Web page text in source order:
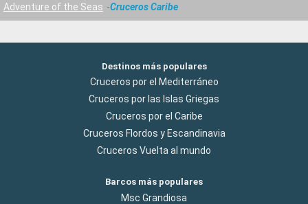
Adventure of the Seas
Cruceros Caribe
Destinos más populares
Cruceros por el Mediterráneo
Cruceros por las Islas Griegas
Cruceros por el Caribe
Cruceros Flordos y Escandinavia
Cruceros Vuelta al mundo
Barcos más populares
Msc Grandiosa